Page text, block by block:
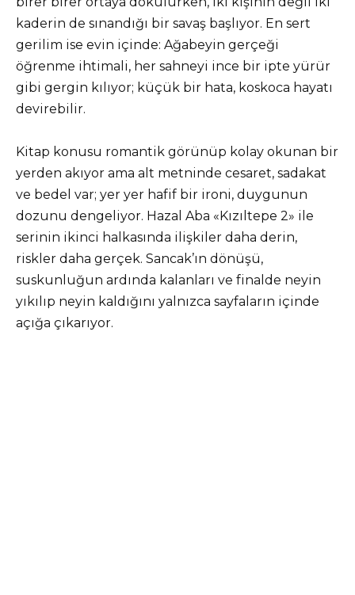
kaderin de sınandığı bir savaş başlıyor. En sert
gerilim ise evin içinde: Ağabeyin gerçeği
öğrenme ihtimali, her sahneyi ince bir ipte yürür
gibi gergin kılıyor; küçük bir hata, koskoca hayatı
devirebilir.
Kitap konusu romantik görünüp kolay okunan bir
yerden akıyor ama alt metninde cesaret, sadakat
ve bedel var; yer yer hafif bir ironi, duygunun
dozunu dengeliyor. Hazal Aba «Kızıltepe 2» ile
serinin ikinci halkasında ilişkiler daha derin,
riskler daha gerçek. Sancak’ın dönüşü,
suskunluğun ardında kalanları ve finalde neyin
yıkılıp neyin kaldığını yalnızca sayfaların içinde
açığa çıkarıyor.